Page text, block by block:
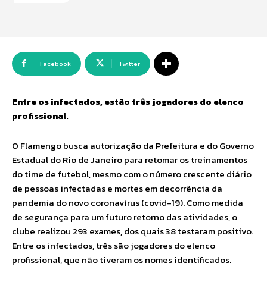
Facebook Twitter
Entre os infectados, estão três jogadores do elenco
profissional.
O Flamengo busca autorização da Prefeitura e do Governo
Estadual do Rio de Janeiro para retomar os treinamentos
do time de futebol, mesmo com o número crescente diário
de pessoas infectadas e mortes em decorrência da
pandemia do novo coronavírus (covid-19). Como medida
de segurança para um futuro retorno das atividades, o
clube realizou 293 exames, dos quais 38 testaram positivo.
Entre os infectados, três são jogadores do elenco
profissional, que não tiveram os nomes identificados.